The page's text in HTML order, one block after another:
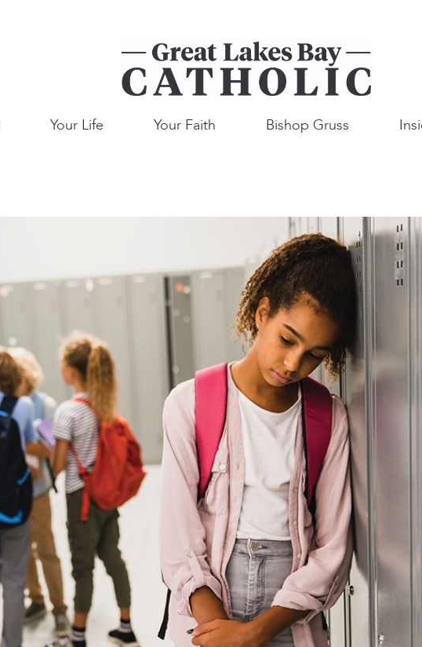
Your Life Your Faith Bishop Gruss